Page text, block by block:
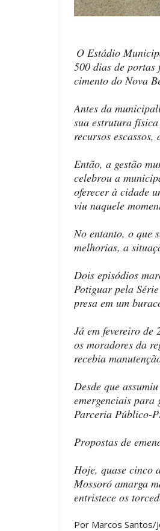
O Estádio
500 dias de portas
cimento do Nova
Antes da
sua estrutura
recursos
Então, a gestão
celebrou a
oferecer à cidade
viu naquele
No entanto, o que
melhorias, a
Dois episódios
Potiguar pela
presa em um
Já em fevereiro de
os moradores da
recebia
Desde que
emergenciais para
Parceria Público-
Propostas de
Hoje, quase cinco
Mossoró amarga
entristece os
Por Marcos Santos/